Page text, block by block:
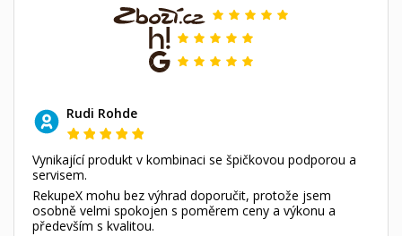
Rudi Rohde
Vynikající produkt v kombinaci se špičkovou podporou a
servisem.
RekupeX mohu bez výhrad doporučit, protože jsem
osobně velmi spokojen s poměrem ceny a výkonu a
především s kvalitou.